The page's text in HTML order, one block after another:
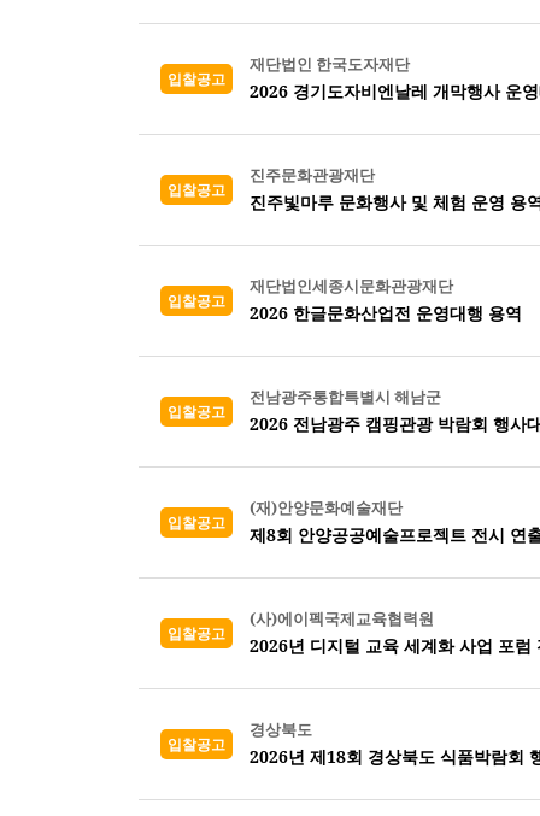
입찰공고
재단법인 한국도자재단
2026 경기도자비엔날레 개막행사 운
입찰공고
진주문화관광재단
진주빛마루 문화행사 및 체험 운영 용
입찰공고
재단법인세종시문화관광재단
2026 한글문화산업전 운영대행 용역
입찰공고
전남광주통합특별시 해남군
2026 전남광주 캠핑관광 박람회 행사
입찰공고
(재)안양문화예술재단
제8회 안양공공예술프로젝트 전시 연
입찰공고
(사)에이펙국제교육협력원
2026년 디지털 교육 세계화 사업 포럼
입찰공고
경상북도
2026년 제18회 경상북도 식품박람회